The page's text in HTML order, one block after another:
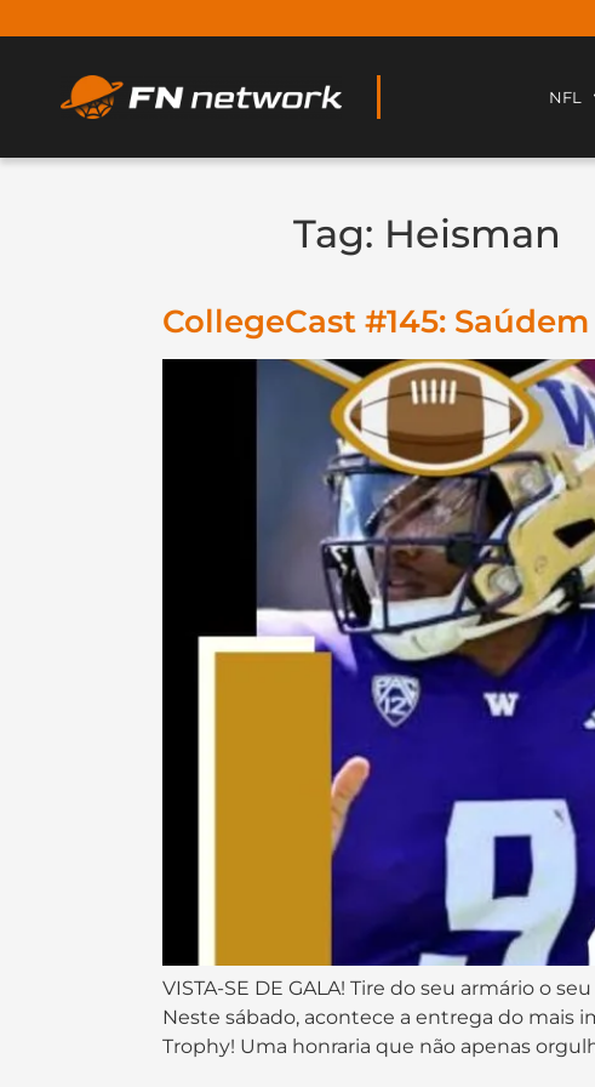
NFL
Tag: Heisman
CollegeCast #145:
VISTA-SE DE GALA! Tire do seu armário o
Neste sábado, acontece a entrega do mais
Trophy! Uma honraria que não apenas